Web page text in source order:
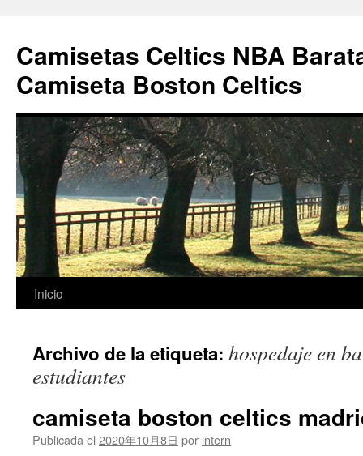
Camisetas Celtics NBA
Camiseta Boston Celtics
Saltar
contenido
Inicio
Archivo de la etiqueta: hospedaje en
estudiantes
camiseta boston celtics
Publicada el 2020年10月8日 por intern